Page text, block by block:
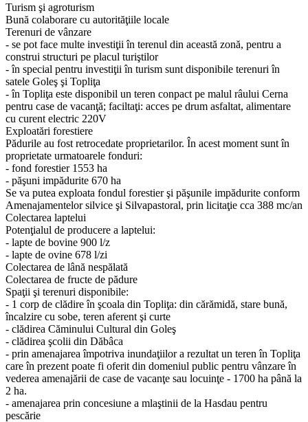
Turism şi agroturism
Bună colaborare cu autorităţiile locale
Terenuri de vânzare
- se pot face multe investiţii în terenul din această zonă, pentru a
construi structuri pe placul turiştilor
- în special pentru investiţii în turism sunt disponibile terenuri în
satele Goleş şi Topliţa
- în Topliţa este disponibil un teren conpact pe malul râului Cerna
pentru case de vacanţă; faciltaţi: acces pe drum asfaltat, alimentare
cu curent electric 220V
Exploatări forestiere
Pădurile au fost retrocedate proprietarilor. În acest moment sunt în
proprietate urmatoarele fonduri:
- fond forestier 1553 ha
- păşuni impădurite 670 ha
Se va putea exploata fondul forestier şi păşunile impădurite conform
Amenajamentelor silvice şi Silvapastoral, prin licitaţie cca 388 mc/an
Colectarea laptelui
Potenţialul de producere a laptelui:
- lapte de bovine 900 l/z
- lapte de ovine 678 l/zi
Colectarea de lână nespălată
Colectarea de fructe de pădure
Spaţii şi terenuri disponibile:
- 1 corp de clădire în şcoala din Topliţa: din cărămidă, stare bună,
încalzire cu sobe, teren aferent şi curte
- clădirea Căminului Cultural din Goleş
- clădirea şcolii din Dăbâca
- prin amenajarea împotriva inundaţiilor a rezultat un teren în Topliţa
care în prezent poate fi oferit din domeniul public pentru vânzare în
vederea amenajării de case de vacanţe sau locuinţe - 1700 ha până la
2 ha.
- amenajarea prin concesiune a mlaştinii de la Hasdau pentru
pescărie